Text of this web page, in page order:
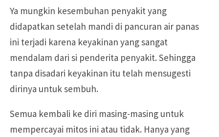
Ya mungkin kesembuhan penyakit yang
didapatkan setelah mandi di pancuran air panas
ini terjadi karena keyakinan yang sangat
mendalam dari si penderita penyakit. Sehingga
tanpa disadari keyakinan itu telah mensugesti
dirinya untuk sembuh.
Semua kembali ke diri masing-masing untuk
mempercayai mitos ini atau tidak. Hanya yang